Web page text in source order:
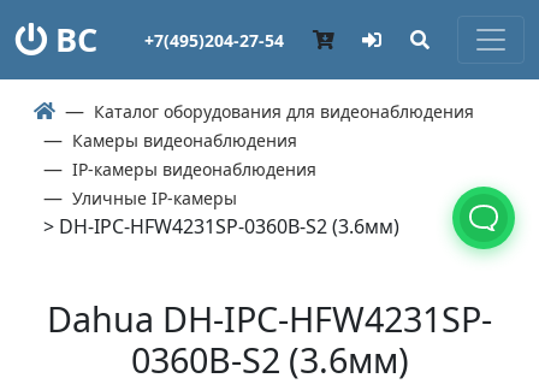
ВС +7(495)204-27-54
Каталог оборудования для видеонаблюдения
Камеры видеонаблюдения
IP-камеры видеонаблюдения
Уличные IP-камеры
> DH-IPC-HFW4231SP-0360B-S2 (3.6мм)
Dahua DH-IPC-HFW4231SP-
0360B-S2 (3.6мм)